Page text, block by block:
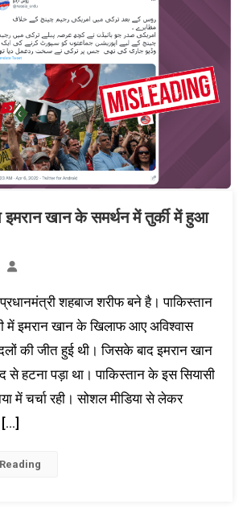
खान के समर्थन में तुर्की में हुआ
शहबाज शरीफ बने है। पाकिस्तान
इमरान खान के खिलाफ आए अविश्वास
दलों की जीत हुई थी। जिसके बाद इमरान खान
से हटना पड़ा था। पाकिस्तान के इस सियासी
में चर्चा रही। सोशल मीडिया से लेकर
[…]